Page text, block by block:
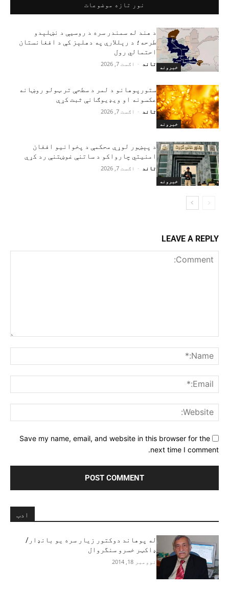
نور تازه موضوعات
خبرونه
د هند له سمندر سره د روسیې د نښلېدو
طرحه؛ د رېللارې په دهلېز کې د افغانستان
احتمالي رول
تاند - اګست 7, 2026
خبرونه
ستورپوهانو د لمر د سطحې تر ټولو روښانه
عکسونه او ویډیوګانې ثبت کړې
تاند - اګست 7, 2026
خبرونه
د پېښور لوړې محکمې د پخوانیو افغان
امنیتي چارواکو د ساتنې غوښتنې رد کړې
تاند - اګست 7, 2026
LEAVE A REPLY
Save my name, email, and website in this browser for the
next time I comment.
ادب
له پوهاند دوکتور زيار سره یو بانډار/
ډاکټر خسرو سنگروال
نوومبر 18, 2014